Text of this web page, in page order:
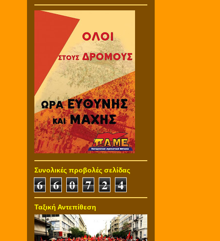
Συνολικές προβολές σελίδας
6 6 0 7 2 4
Ταξική Αντεπίθεση